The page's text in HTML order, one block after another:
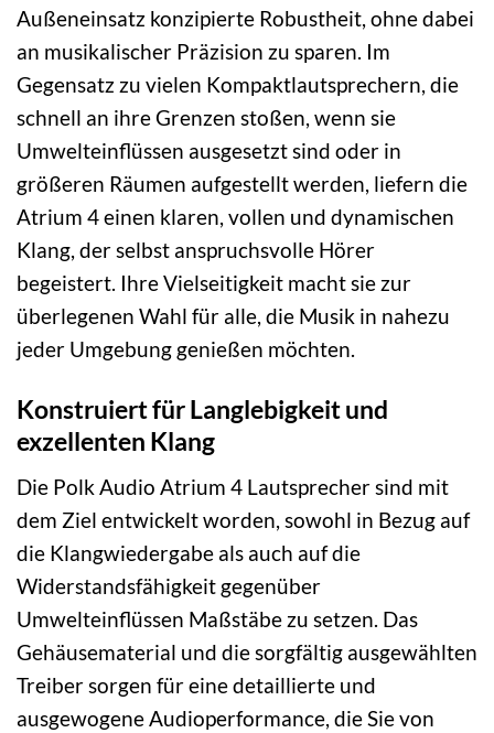
Außeneinsatz konzipierte Robustheit, ohne dabei
an musikalischer Präzision zu sparen. Im
Gegensatz zu vielen Kompaktlautsprechern, die
schnell an ihre Grenzen stoßen, wenn sie
Umwelteinflüssen ausgesetzt sind oder in
größeren Räumen aufgestellt werden, liefern die
Atrium 4 einen klaren, vollen und dynamischen
Klang, der selbst anspruchsvolle Hörer
begeistert. Ihre Vielseitigkeit macht sie zur
überlegenen Wahl für alle, die Musik in nahezu
jeder Umgebung genießen möchten.
Konstruiert für Langlebigkeit und
exzellenten Klang
Die Polk Audio Atrium 4 Lautsprecher sind mit
dem Ziel entwickelt worden, sowohl in Bezug auf
die Klangwiedergabe als auch auf die
Widerstandsfähigkeit gegenüber
Umwelteinflüssen Maßstäbe zu setzen. Das
Gehäusematerial und die sorgfältig ausgewählten
Treiber sorgen für eine detaillierte und
ausgewogene Audioperformance, die Sie von